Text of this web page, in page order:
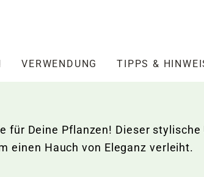
VERWENDUNG TIPPS &
für Deine Pflanzen! Dieser
einen Hauch von Eleganz verleiht.